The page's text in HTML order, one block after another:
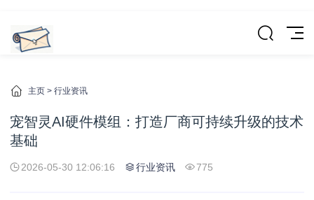
主页 > 行业资讯
宠智灵AI硬件模组：打造厂商可持续升级的技术
基础
2026-05-30 12:06:16 行业资讯 775